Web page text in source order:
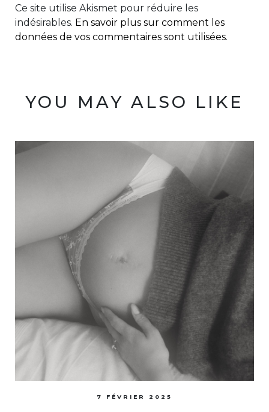
Ce site utilise Akismet pour réduire les
indésirables. En savoir plus sur comment les
données de vos commentaires sont utilisées.
YOU MAY ALSO LIKE
7 FÉVRIER 2025